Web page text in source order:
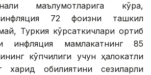
маълумотларига кўра,
инфляция 72 фоизни ташкил
Туркия кўрсаткичлари ортиб
инфляция мамлакатнинг 85
кўпчилиги учун ҳалокатли
харид қобилиятини сезиларли